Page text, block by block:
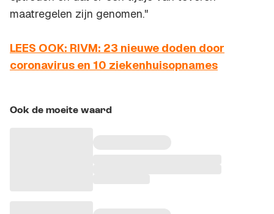
maatregelen zijn genomen."
LEES OOK: RIVM: 23 nieuwe doden door
coronavirus en 10 ziekenhuisopnames
Ook de moeite waard